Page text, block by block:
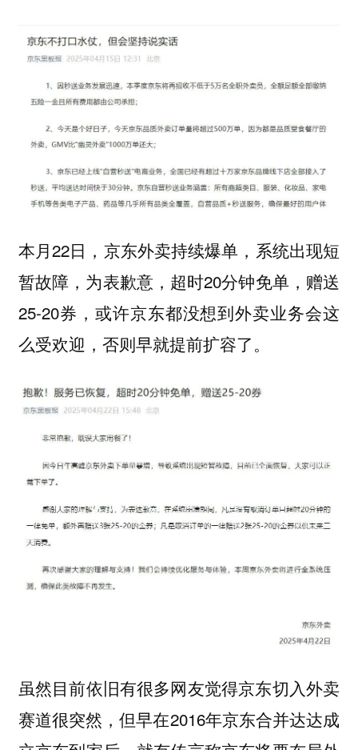
本月22日，京东外卖持续爆单，系统出现短
暂故障，为表歉意，超时20分钟免单，赠送
25-20券， 或许京东都没想到外卖业务会这
么受欢迎 ，否则早就提前扩容了。
虽然目前依旧有很多网友觉得京东切入外卖
赛道很突然，但早在2016年京东合并达达成